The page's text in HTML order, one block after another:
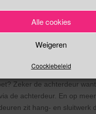
Alle cookies
Weigeren
Coockiebeleid
is een inbreker binnen en
Zeker de achterdeur
de achterdeur. En op
zit hang- en sluitwerk